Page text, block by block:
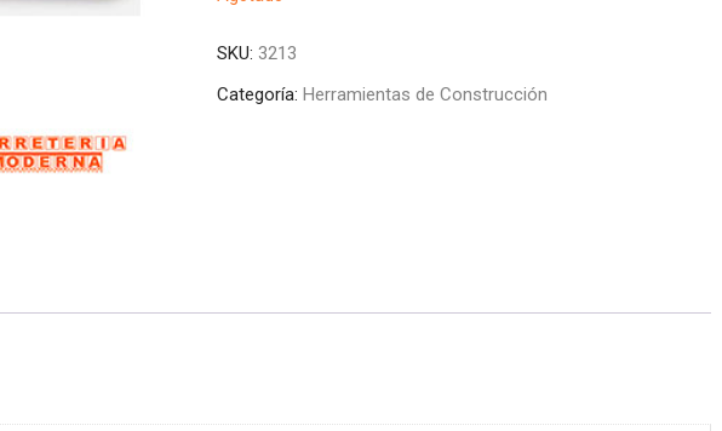
SKU: 3213
Categoría: Herramientas de Construcción